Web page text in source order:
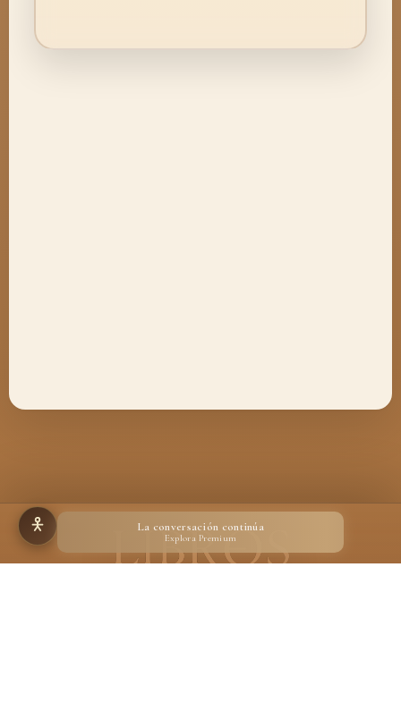
La conversación continúa
Explora Premium